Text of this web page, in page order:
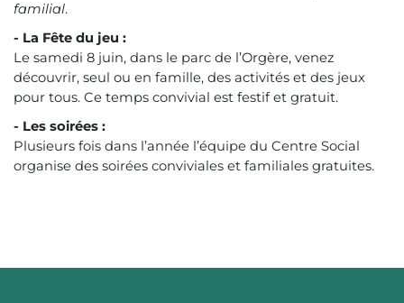
familial.
- La Fête du jeu :
Le samedi 8 juin, dans le parc de l’Orgère, venez
découvrir, seul ou en famille, des activités et des jeux
pour tous. Ce temps convivial est festif et gratuit.
- Les soirées :
Plusieurs fois dans l’année l’équipe du Centre Social
organise des soirées conviviales et familiales gratuites.